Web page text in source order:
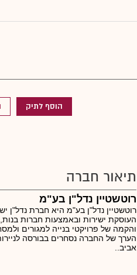
הוסף לתיק
תיאור חברה
רוטשטיין נדל"ן בע"מ
רוטשטיין נדל"ן בע"מ היא חברת נדל"ן
העוסקת ישירות ובאמצעות חברות בנות,
והקמה של פרויקטי בנייה למגורים
הערך של החברה נסחרים בבורסה
אביב..